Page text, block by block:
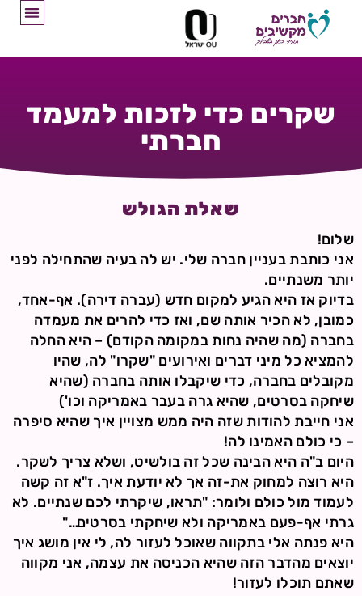
שקרים כדי לזכות למעמד
חברתי
שאלת הגולש
שלום!
אני כותבת בעניין חברה שלי. יש לה בעיה שהתחילה לפני
יותר משנתיים.
בדיוק אז היא הגיע למקום חדש (עברה דירה). אף-אחד,
כמובן, לא הכיר אותה שם, ואז כדי להרים את מעמדה
בחברה (מה שהיה נחות במקומה הקודם) – היא החלה
להמציא כל מיני דברים ואירועים "שקרו" לה, שהיו
מקובלים בחברה, כדי שיקבלו אותה בחברה (שהיא
שיחקה בסרטים, שהיא גרה בעבר באמריקה וכו')
אני חייבת להודות שזה היה ממש מצויין איך שהיא סיפרה
– כי כולם האמינו לה!
היום ב"ה היא הבינה שכל זה בולשיט, ושלא צריך לשקר.
היא רוצה למחוק את-זה אך לא יודעת איך. ז"א זה קשה
לעמוד מול כולם ולומר: "תראו, שיקרתי לכם שנתיים. לא
גרתי אף-פעם באמריקה ולא שיחקתי בסרטים…"
היא פנתה אלי בתקווה שאוכל לעזור לה, לי אין מושג איך
יוצאים מהדבר הזה שהיא הכניסה את עצמה, אני מקווה
שאתם תוכלו לעזור!